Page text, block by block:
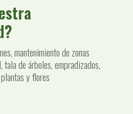
mantenimiento de zonas
tala de árboles, empradizados,
y flores